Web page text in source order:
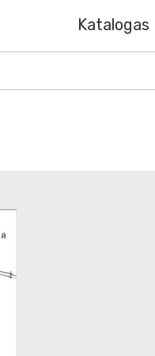
Katalogas